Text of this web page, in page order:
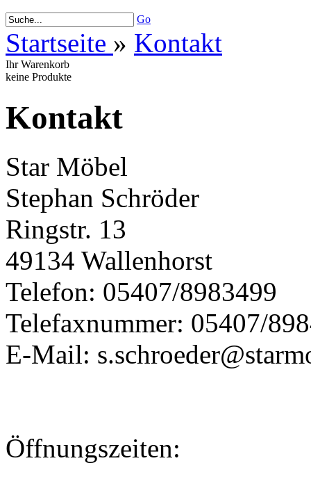
Go
Startseite » Kontakt
Ihr Warenkorb
keine Produkte
Kontakt
Star Möbel
Stephan Schröder
Ringstr. 13
49134 Wallenhorst
Telefon: 05407/8983499
Telefaxnummer: 05407/
E-Mail:
Öffnungszeiten: